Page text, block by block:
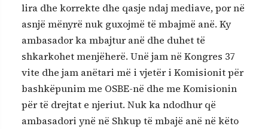
lira dhe korrekte dhe qasje ndaj mediave, por në
asnjë mënyrë nuk guxojmë të mbajmë anë. Ky
ambasador ka mbajtur anë dhe duhet të
shkarkohet menjëherë. Unë jam në Kongres 37
vite dhe jam anëtari më i vjetër i Komisionit për
bashkëpunim me OSBE-në dhe me Komisionin
për të drejtat e njeriut. Nuk ka ndodhur që
ambasadori ynë në Shkup të mbajë anë në këto